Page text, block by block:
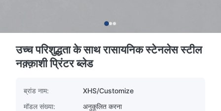
उच्च परिशुद्धता के साथ रासायनिक स्टेनलेस स्टील
नक़्क़ाशी प्रिंटर ब्लेड
ब्रांड नाम:
XHS/Customize
मॉडल संख्या:
अनुकूलित करना